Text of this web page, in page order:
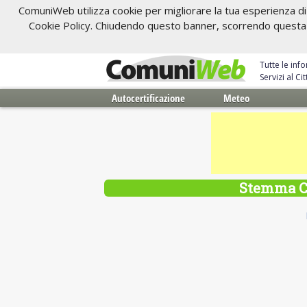
ComuniWeb utilizza cookie per migliorare la tua
Cookie Policy. Chiudendo questo banner, scorrendo
Tutte le
Servizi al
Autocertificazione Meteo
Stemma